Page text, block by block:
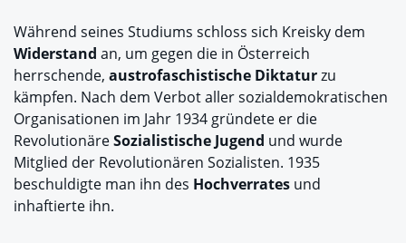
Während seines Studiums schloss sich Kreisky dem
Widerstand an, um gegen die in Österreich
herrschende, austrofaschistische Diktaturzu
kämpfen. Nach dem Verbot aller sozialdemokratischen
Organisationen im Jahr 1934 gründete er die
RevolutionäreSozialistische Jugend und wurde
Mitglied der Revolutionären Sozialisten. 1935
beschuldigte man ihn des Hochverrates und
inhaftierte ihn.